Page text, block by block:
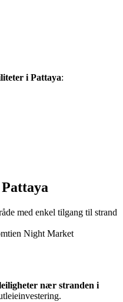
i Pattaya:
med enkel tilgang til strand
Night Market
nær stranden i